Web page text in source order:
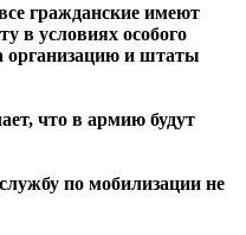
гражданские имеют
в условиях особого
организацию и штаты
что в армию будут
по мобилизации не